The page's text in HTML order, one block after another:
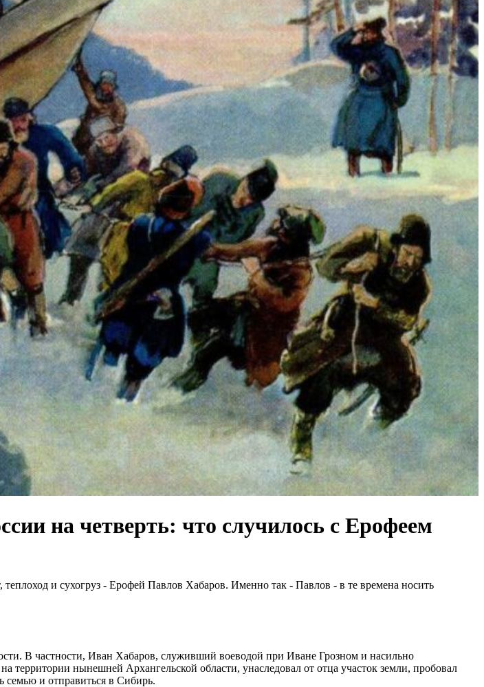
на четверть: что случилось с Ерофеем
и сухогруз - Ерофей Павлов Хабаров. Именно так - Павлов - в те времена носить
В частности, Иван Хабаров, служивший воеводой при Иване Грозном и насильно
нынешней Архангельской области, унаследовал от отца участок земли, пробовал
семью и отправиться в Сибирь.